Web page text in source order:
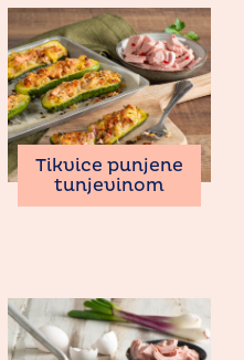
Tikvice punjene
tunjevinom